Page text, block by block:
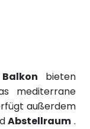
bieten
mediterrane
außerdem
Abstellraum .